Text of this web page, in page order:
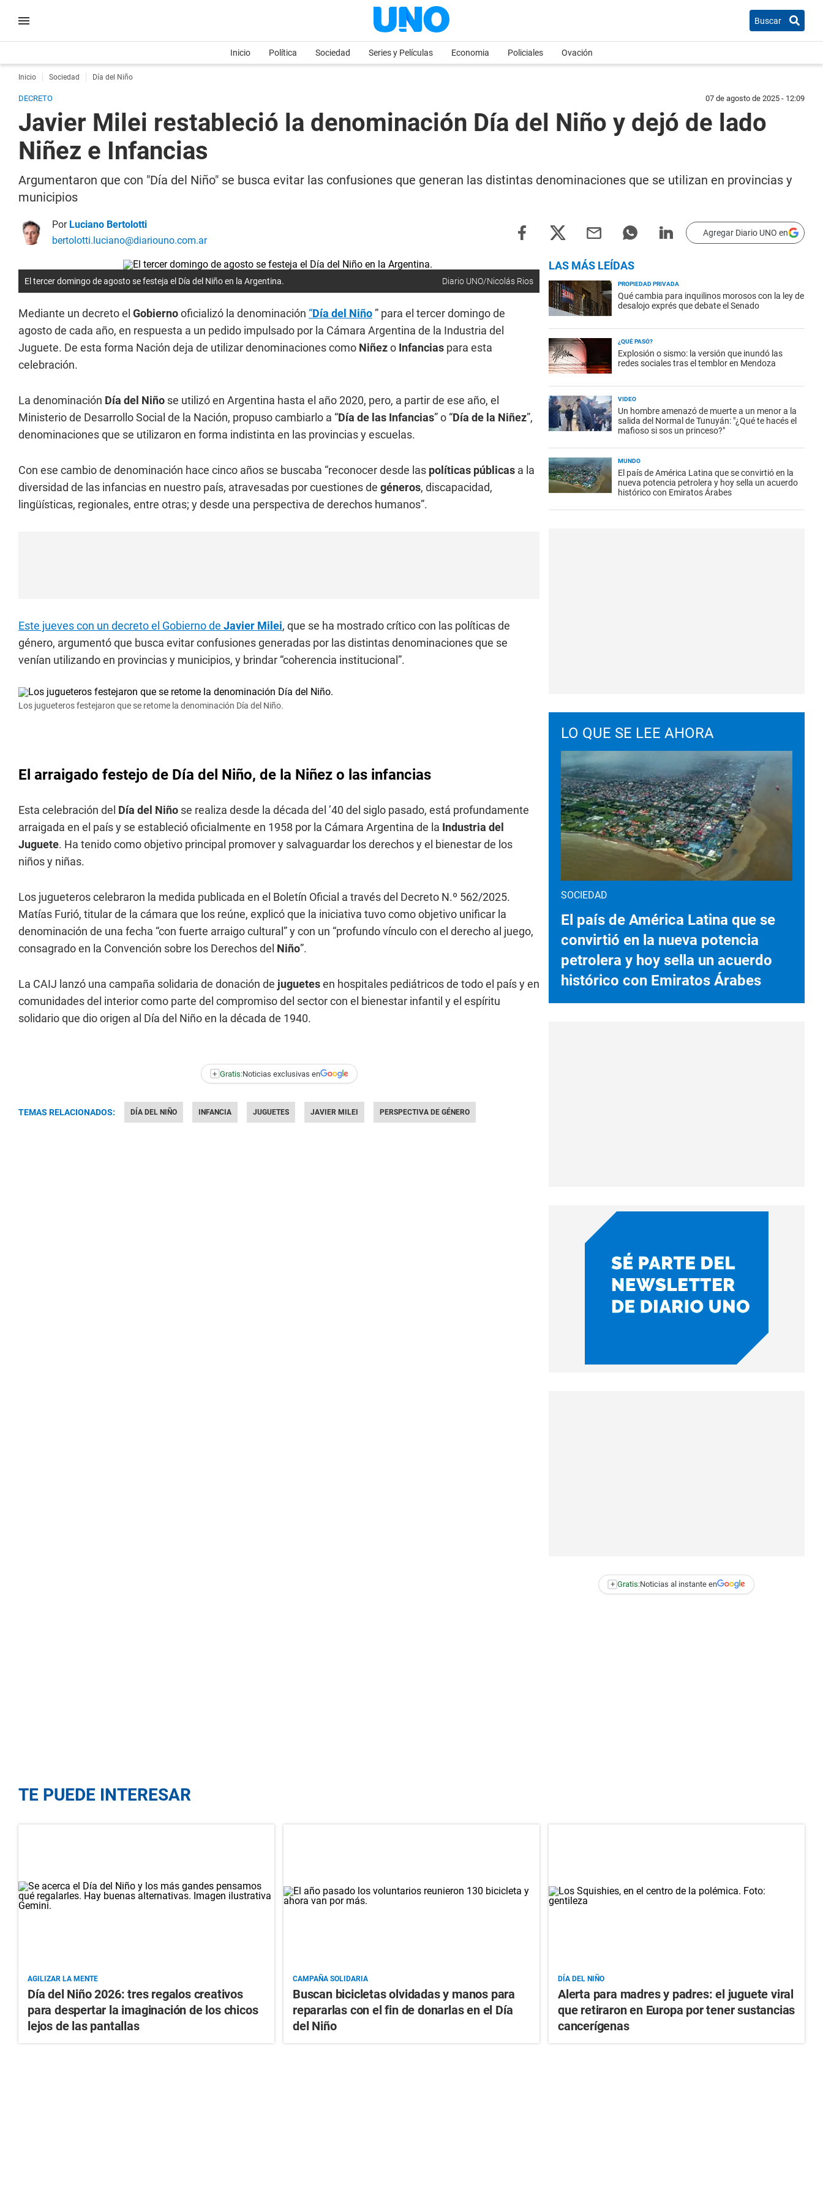
Buscar
Inicio Política Sociedad Series y Películas Economia Policiales Ovación
Inicio Sociedad Día del Niño
DECRETO 07 de agosto de 2025 - 12:09
Javier Milei restableció la denominación Día del Niño y dejó de lado
Niñez e Infancias
Argumentaron que con "Día del Niño" se busca evitar las confusiones que generan las distintas denominaciones que se utilizan en provincias y
municipios
Por Luciano Bertolotti
bertolotti.luciano@diariouno.com.ar
Agregar Diario UNO en
El tercer domingo de agosto se festeja el Día del Niño en la Argentina. Diario UNO/Nicolás Rios
Mediante un decreto el Gobiernooficializó la denominación “Día del Niño” para el tercer domingo de
agosto de cada año, en respuesta a un pedido impulsado por la Cámara Argentina de la Industria del
Juguete. De esta forma Nación deja de utilizar denominaciones como Niñezo Infancias para esta
celebración.
La denominación Día del Niño se utilizó en Argentina hasta el año 2020, pero, a partir de ese año, el
Ministerio de Desarrollo Social de la Nación, propuso cambiarlo a “Día de las Infancias” o “Día de la Niñez”,
denominaciones que se utilizaron en forma indistinta en las provincias y escuelas.
Con ese cambio de denominación hace cinco años se buscaba “reconocer desde las políticas públicas a la
diversidad de las infancias en nuestro país, atravesadas por cuestiones de géneros, discapacidad,
lingüísticas, regionales, entre otras; y desde una perspectiva de derechos humanos”.
Este jueves con un decreto el Gobierno de Javier Milei, que se ha mostrado crítico con las políticas de
género, argumentó que busca evitar confusiones generadas por las distintas denominaciones que se
venían utilizando en provincias y municipios, y brindar “coherencia institucional”.
Los jugueteros festejaron que se retome la denominación Día del Niño.
El arraigado festejo de Día del Niño, de la Niñez o las infancias
Esta celebración del Día del Niño se realiza desde la década del ’40 del siglo pasado, está profundamente
arraigada en el país y se estableció oficialmente en 1958 por la Cámara Argentina de la Industria del
Juguete. Ha tenido como objetivo principal promover y salvaguardar los derechos y el bienestar de los
niños y niñas.
Los jugueteros celebraron la medida publicada en el Boletín Oficial a través del Decreto N.º 562/2025.
Matías Furió, titular de la cámara que los reúne, explicó que la iniciativa tuvo como objetivo unificar la
denominación de una fecha “con fuerte arraigo cultural” y con un “profundo vínculo con el derecho al juego,
consagrado en la Convención sobre los Derechos del Niño”.
La CAIJ lanzó una campaña solidaria de donación de juguetesen hospitales pediátricos de todo el país y en
comunidades del interior como parte del compromiso del sector con el bienestar infantil y el espíritu
solidario que dio origen al Día del Niño en la década de 1940.
+ Gratis:Noticias exclusivas en
TEMAS RELACIONADOS: DÍA DEL NIÑO INFANCIA JUGUETES JAVIER MILEI PERSPECTIVA DE GÉNERO
LAS MÁS LEÍDAS
PROPIEDAD PRIVADA
Qué cambia para inquilinos morosos con la ley de
desalojo exprés que debate el Senado
¿QUÉ PASÓ?
Explosión o sismo: la versión que inundó las
redes sociales tras el temblor en Mendoza
VIDEO
Un hombre amenazó de muerte a un menor a la
salida del Normal de Tunuyán: "¿Qué te hacés el
mafioso si sos un princeso?"
MUNDO
El país de América Latina que se convirtió en la
nueva potencia petrolera y hoy sella un acuerdo
histórico con Emiratos Árabes
LO QUE SE LEE AHORA
SOCIEDAD
El país de América Latina que se
convirtió en la nueva potencia
petrolera y hoy sella un acuerdo
histórico con Emiratos Árabes
+ Gratis:Noticias al instante en
TE PUEDE INTERESAR
AGILIZAR LA MENTE
Día del Niño 2026: tres regalos creativos
para despertar la imaginación de los chicos
lejos de las pantallas
CAMPAÑA SOLIDARIA
Buscan bicicletas olvidadas y manos para
repararlas con el fin de donarlas en el Día
del Niño
DÍA DEL NIÑO
Alerta para madres y padres: el juguete viral
que retiraron en Europa por tener sustancias
cancerígenas